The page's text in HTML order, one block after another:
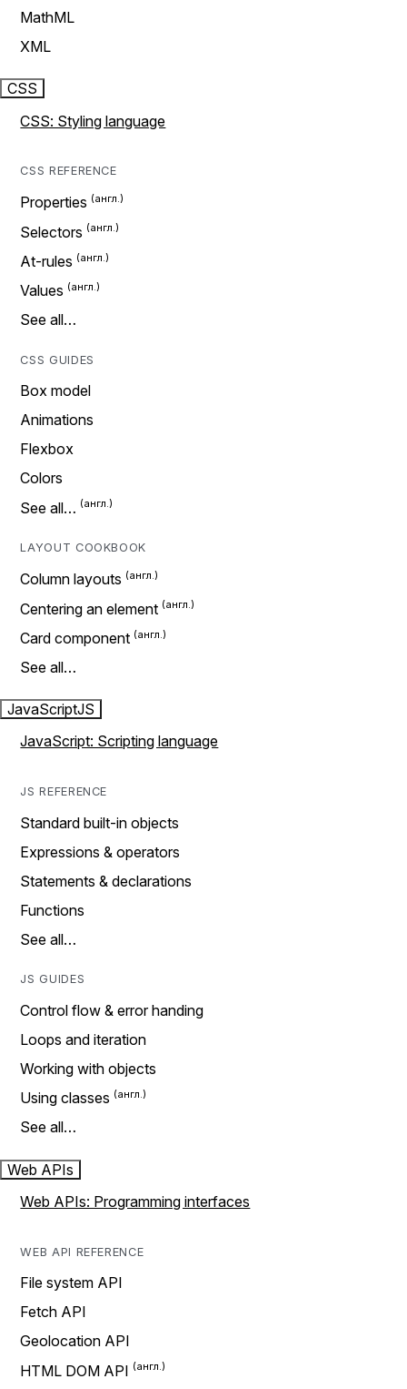
MathML
XML
CSS
CSS: Styling language
CSS REFERENCE
Properties
Selectors
At-rules
Values
See all…
CSS GUIDES
Box model
Animations
Flexbox
Colors
See all…
LAYOUT COOKBOOK
Column layouts
Centering an element
Card component
See all…
JavaScriptJS
JavaScript: Scripting language
JS REFERENCE
Standard built-in objects
Expressions & operators
Statements & declarations
Functions
See all…
JS GUIDES
Control flow & error handing
Loops and iteration
Working with objects
Using classes
See all…
Web APIs
Web APIs: Programming interfaces
WEB API REFERENCE
File system API
Fetch API
Geolocation API
HTML DOM API